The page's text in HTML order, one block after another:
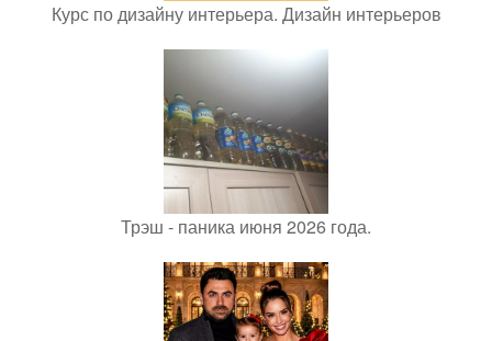
Курс по дизайну интерьера. Дизайн интерьеров
Трэш - паника июня 2026 года.